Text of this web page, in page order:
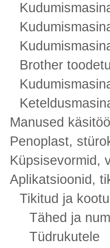
Brother
Manused
Penoplast,
Küpsisevormid,
Aplikatsioonid,
Tikitud ja
Tähed ja
Tüdrukutele